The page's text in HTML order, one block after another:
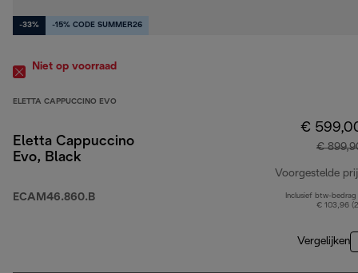
-33% -15% CODE SUMMER26
Niet op voorraad
ELETTA CAPPUCCINO EVO
Eletta Cappuccino
Evo, Black
ECAM46.860.B
€
€
Voorgestelde
Inclusief btw-bedrag
€ 103,96
Vergelijken